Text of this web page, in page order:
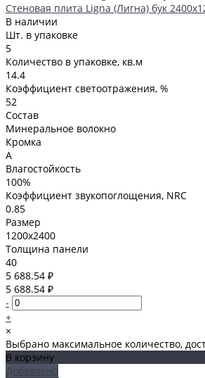
Стеновая плита Ligna (Лигна) бук
В наличии
Шт. в упаковке
5
Количество в упаковке, кв.м
14.4
Коэффициент светоотражения, %
52
Состав
Минеральное волокно
Кромка
A
Влагостойкость
100%
Коэффициент звукопоглощения, NRC
0.85
Размер
1200x2400
Толщина панели
40
5 688.54 ₽
5 688.54 ₽
-
+
×
Выбрано максимальное количество,
В корзину
Добавлено